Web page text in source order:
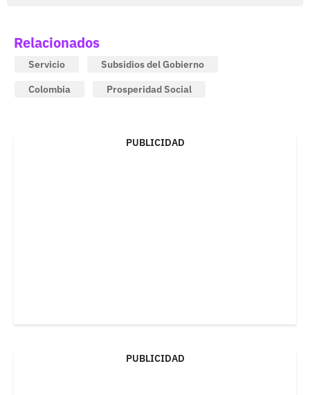
Relacionados
Servicio
Subsidios del Gobierno
Colombia
Prosperidad Social
PUBLICIDAD
PUBLICIDAD